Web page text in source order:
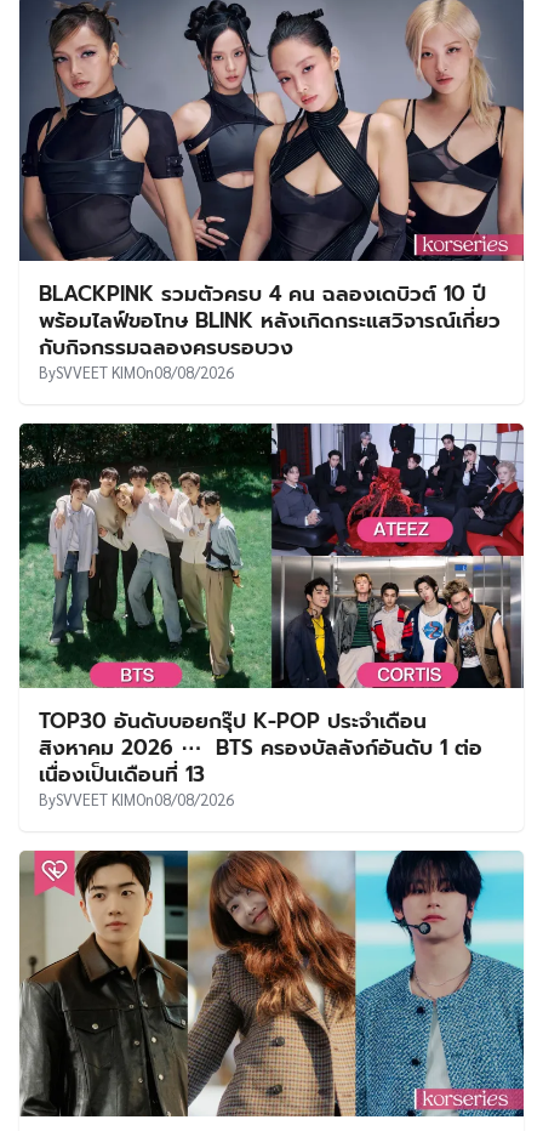
BLACKPINK รวมตัวครบ 4 คน ฉลองเดบิวต์ 10 ปี
พร้อมไลฟ์ขอโทษ BLINK หลังเกิดกระแสวิจารณ์เกี่ยว
กับกิจกรรมฉลองครบรอบวง
BySVVEET KIMOn08/08/2026
TOP30 อันดับบอยกรุ๊ป K-POP ประจำเดือน
สิงหาคม 2026 ⋯ BTS ครองบัลลังก์อันดับ 1 ต่อ
เนื่องเป็นเดือนที่ 13
BySVVEET KIMOn08/08/2026